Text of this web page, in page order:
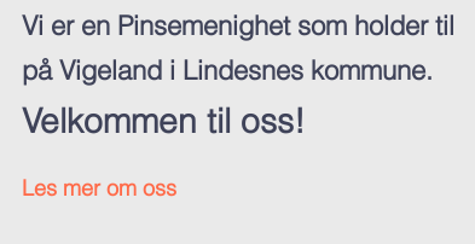
Vi er en Pinsemenighet som holder til
på Vigeland i Lindesnes kommune.
Velkommen til oss!
Les mer om oss